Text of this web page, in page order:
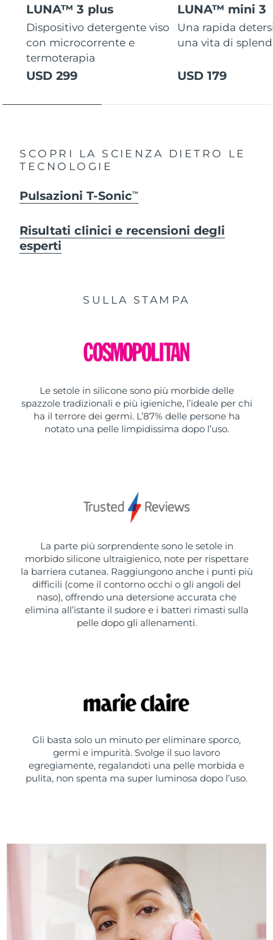
LUNA™ 3 plus
Dispositivo detergente viso
con microcorrente e
termoterapia
USD 299
LUNA™ mini 3
Una rapida
una vita di
USD 179
SCOPRI LA SCIENZA DIETRO LE
TECNOLOGIE
Pulsazioni T-SonicTM
Risultati clinici e recensioni degli
esperti
SULLA STAMPA
Le setole in silicone sono più morbide delle
spazzole tradizionali e più igieniche, l’ideale per chi
ha il terrore dei germi. L’87% delle persone ha
notato una pelle limpidissima dopo l’uso.
La parte più sorprendente sono le setole in
morbido silicone ultraigienico, note per rispettare
la barriera cutanea. Raggiungono anche i punti più
difficili (come il contorno occhi o gli angoli del
naso), offrendo una detersione accurata che
elimina all’istante il sudore e i batteri rimasti sulla
pelle dopo gli allenamenti.
Gli basta solo un minuto per eliminare sporco,
germi e impurità. Svolge il suo lavoro
egregiamente, regalandoti una pelle morbida e
pulita, non spenta ma super luminosa dopo l’uso.